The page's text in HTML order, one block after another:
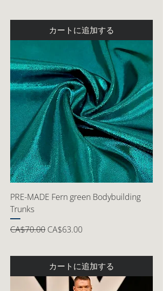
カートに追加する
PRE-MADE Fern green Bodybuilding
Trunks
通常価格
CA$70.00 セール価格
CA$63.00
カートに追加する